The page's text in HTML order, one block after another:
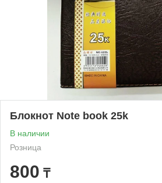
Блокнот Note book 25k
В наличии
Розница
800 ₸